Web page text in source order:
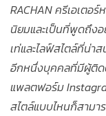
RACHAN ครีเอเตอ
นิยมและเป็นที่พูดถึง
เท่และไลฟ์สไตล์ที่น่า
อีกหนึ่งบุคคลที่มีผู้ติด
แพลตฟอร์ม
สไตล์แบบไหนก็สามา